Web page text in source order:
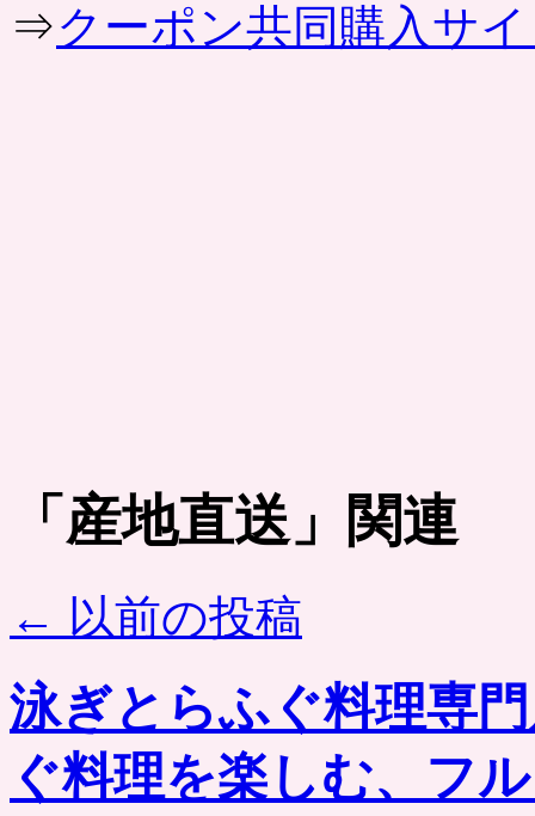
⇒クーポン共同購入サ
「 産地直送」関連
← 以前の投稿
泳ぎとらふぐ料理専
ぐ料理を楽しむ、フ